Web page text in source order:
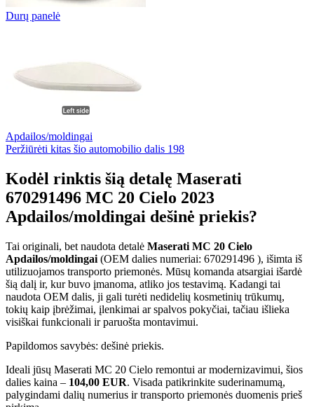
Durų panelė
Apdailos/moldingai
Peržiūrėti kitas šio automobilio dalis 198
Kodėl rinktis šią detalę Maserati
670291496 MC 20 Cielo 2023
Apdailos/moldingai dešinė priekis?
Tai originali, bet naudota detalė Maserati MC 20 Cielo
Apdailos/moldingai (OEM dalies numeriai: 670291496 ), išimta iš
utilizuojamos transporto priemonės. Mūsų komanda atsargiai išardė
šią dalį ir, kur buvo įmanoma, atliko jos testavimą. Kadangi tai
naudota OEM dalis, ji gali turėti nedidelių kosmetinių trūkumų,
tokių kaip įbrėžimai, įlenkimai ar spalvos pokyčiai, tačiau išlieka
visiškai funkcionali ir paruošta montavimui.
Papildomos savybės: dešinė priekis.
Ideali jūsų Maserati MC 20 Cielo remontui ar modernizavimui, šios
dalies kaina – 104,00 EUR. Visada patikrinkite suderinamumą,
palygindami dalių numerius ir transporto priemonės duomenis prieš